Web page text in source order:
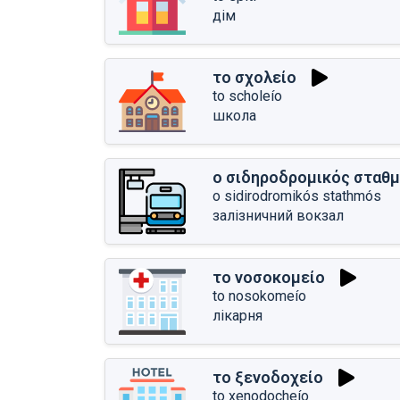
дім
το σχολείο
to scholeío
школа
ο σιδηροδρομικός
o sidirodromikós stathmós
залізничний вокзал
το νοσοκομείο
to nosokomeío
лікарня
το ξενοδοχείο
to xenodocheío